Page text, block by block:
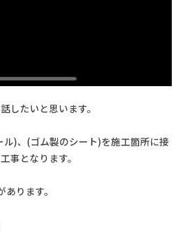
したいと思います。
)、(ゴム製のシート)を施工箇所に接
事となります。
ります。